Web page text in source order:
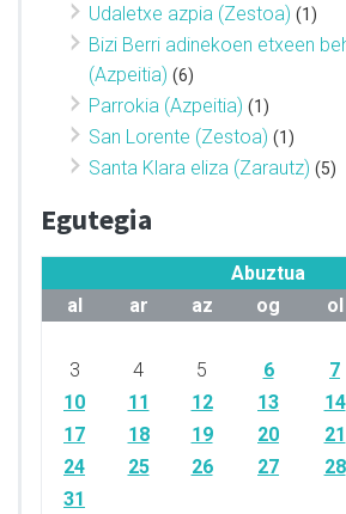
Udaletxe azpia (Zestoa) (1)
Bizi Berri adinekoen etxeen
(Azpeitia) (6)
Parrokia (Azpeitia) (1)
San Lorente (Zestoa) (1)
Santa Klara eliza (Zarautz) (5)
Egutegia
Abuztua
al
ar az og ol
3
4 5 6 7
10
11 12 13 14
17
18 19 20 21
24
25 26 27 28
31